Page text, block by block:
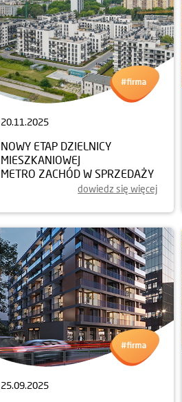
20.11.2025
NOWY ETAP DZIELNICY
MIESZKANIOWEJ
METRO ZACHÓD W SPRZEDAŻY
dowiedz się więcej
25.09.2025